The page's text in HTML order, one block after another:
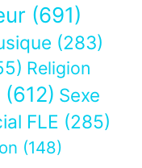
(691)
(283)
Religion
(612) Sexe
FLE (285)
(148)